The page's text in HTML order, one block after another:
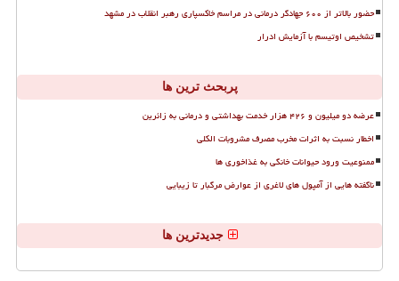
حضور بالاتر از ۶۰۰ جهادگر درمانی در مراسم خاکسپاری رهبر انقلاب در مشهد
تشخیص اوتیسم با آزمایش ادرار
پربحث ترین ها
عرضه دو میلیون و ۴۲۶ هزار خدمت بهداشتی و درمانی به زائرین
اخطار نسبت به اثرات مخرب مصرف مشروبات الکلی
ممنوعیت ورود حیوانات خانگی به غذاخوری ها
ناگفته هایی از آمپول های لاغری از عوارض مرگبار تا زیبایی
جدیدترین ها